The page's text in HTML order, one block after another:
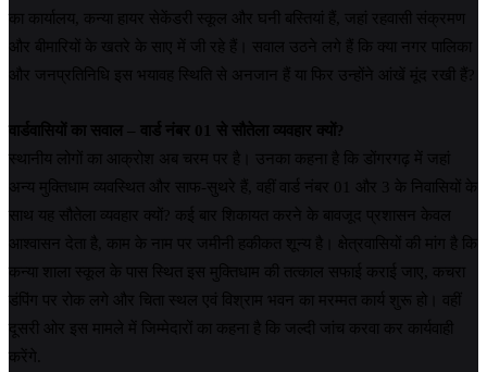
का कार्यालय, कन्या हायर सेकेंडरी स्कूल और घनी बस्तियां हैं, जहां रहवासी संक्रमण
और बीमारियों के खतरे के साए में जी रहे हैं। सवाल उठने लगे हैं कि क्या नगर पालिका
और जनप्रतिनिधि इस भयावह स्थिति से अनजान हैं या फिर उन्होंने आंखें मूंद रखी हैं?
वार्डवासियों का सवाल – वार्ड नंबर 01 से सौतेला व्यवहार क्यों?
स्थानीय लोगों का आक्रोश अब चरम पर है। उनका कहना है कि डोंगरगढ़ में जहां
अन्य मुक्तिधाम व्यवस्थित और साफ-सुथरे हैं, वहीं वार्ड नंबर 01 और 3 के निवासियों के
साथ यह सौतेला व्यवहार क्यों? कई बार शिकायत करने के बावजूद प्रशासन केवल
आश्वासन देता है, काम के नाम पर जमीनी हकीकत शून्य है। क्षेत्रवासियों की मांग है कि
कन्या शाला स्कूल के पास स्थित इस मुक्तिधाम की तत्काल सफाई कराई जाए, कचरा
डंपिंग पर रोक लगे और चिता स्थल एवं विश्राम भवन का मरम्मत कार्य शुरू हो। वहीं
दूसरी ओर इस मामले में जिम्मेदारों का कहना है कि जल्दी जांच करवा कर कार्यवाही
करेंगे.